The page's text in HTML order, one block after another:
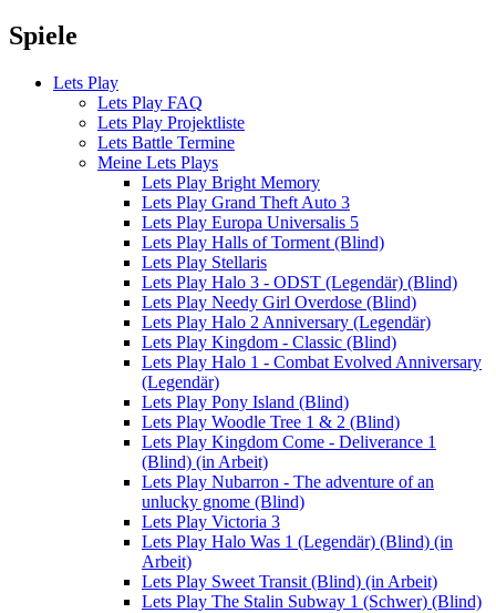
Spiele
Lets Play
Lets Play FAQ
Lets Play Projektliste
Lets Battle Termine
Meine Lets Plays
Lets Play Bright Memory
Lets Play Grand Theft Auto 3
Lets Play Europa Universalis 5
Lets Play Halls of Torment (Blind)
Lets Play Stellaris
Lets Play Halo 3 - ODST (Legendär) (Blind)
Lets Play Needy Girl Overdose (Blind)
Lets Play Halo 2 Anniversary (Legendär)
Lets Play Kingdom - Classic (Blind)
Lets Play Halo 1 - Combat Evolved Anniversary
(Legendär)
Lets Play Pony Island (Blind)
Lets Play Woodle Tree 1 & 2 (Blind)
Lets Play Kingdom Come - Deliverance 1
(Blind) (in Arbeit)
Lets Play Nubarron - The adventure of an
unlucky gnome (Blind)
Lets Play Victoria 3
Lets Play Halo Was 1 (Legendär) (Blind) (in
Arbeit)
Lets Play Sweet Transit (Blind) (in Arbeit)
Lets Play The Stalin Subway 1 (Schwer) (Blind)